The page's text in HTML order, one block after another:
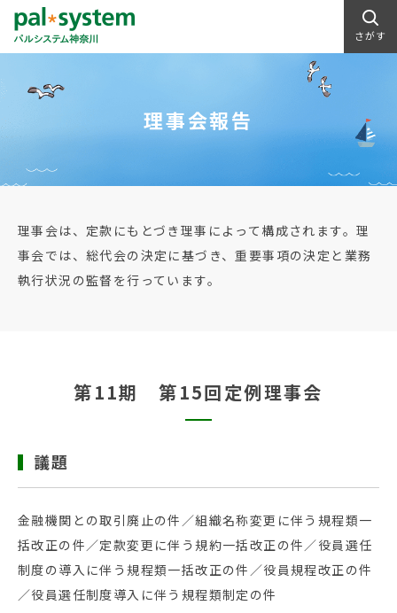
さがす
理事会報告
理事会は、定款にもとづき理事によって構成されます。理
事会では、総代会の決定に基づき、重要事項の決定と業務
執行状況の監督を行っています。
第11期 第15回定例理事会
議題
金融機関との取引廃止の件／組織名称変更に伴う規程類一
括改正の件／定款変更に伴う規約一括改正の件／役員選任
制度の導入に伴う規程類一括改正の件／役員規程改正の件
／役員選任制度導入に伴う規程類制定の件